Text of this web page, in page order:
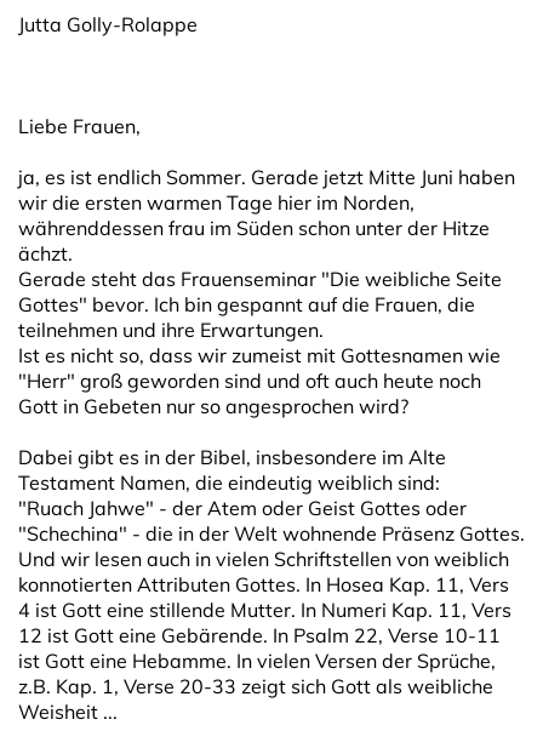
Jutta Golly-Rolappe
Liebe Frauen,
ja, es ist endlich Sommer. Gerade jetzt Mitte Juni haben
wir die ersten warmen Tage hier im Norden,
währenddessen frau im Süden schon unter der Hitze
ächzt.
Gerade steht das Frauenseminar "Die weibliche Seite
Gottes" bevor. Ich bin gespannt auf die Frauen, die
teilnehmen und ihre Erwartungen.
Ist es nicht so, dass wir zumeist mit Gottesnamen wie
"Herr" groß geworden sind und oft auch heute noch
Gott in Gebeten nur so angesprochen wird?
Dabei gibt es in der Bibel, insbesondere im Alte
Testament Namen, die eindeutig weiblich sind:
"Ruach Jahwe" - der Atem oder Geist Gottes oder
"Schechina" - die in der Welt wohnende Präsenz Gottes.
Und wir lesen auch in vielen Schriftstellen von weiblich
konnotierten Attributen Gottes. In Hosea Kap. 11, Vers
4 ist Gott eine stillende Mutter. In Numeri Kap. 11, Vers
12 ist Gott eine Gebärende. In Psalm 22, Verse 10-11
ist Gott eine Hebamme. In vielen Versen der Sprüche,
z.B. Kap. 1, Verse 20-33 zeigt sich Gott als weibliche
Weisheit ...